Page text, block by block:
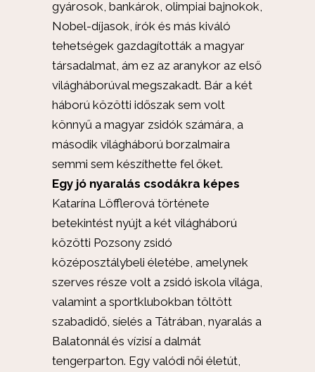
gyárosok, bankárok, olimpiai bajnokok,
Nobel-díjasok, írók és más kiváló
tehetségek gazdagították a magyar
társadalmat, ám ez az aranykor az első
világháborúval megszakadt. Bár a két
háború közötti időszak sem volt
könnyű a magyar zsidók számára, a
második világháború borzalmaira
semmi sem készíthette fel őket.
Egy jó nyaralás csodákra képes
Katarína Löfflerová története
betekintést nyújt a két világháború
közötti Pozsony zsidó
középosztálybeli életébe, amelynek
szerves része volt a zsidó iskola világa,
valamint a sportklubokban töltött
szabadidő, síelés a Tátrában, nyaralás a
Balatonnál és vízisí a dalmát
tengerparton. Egy valódi női életút,